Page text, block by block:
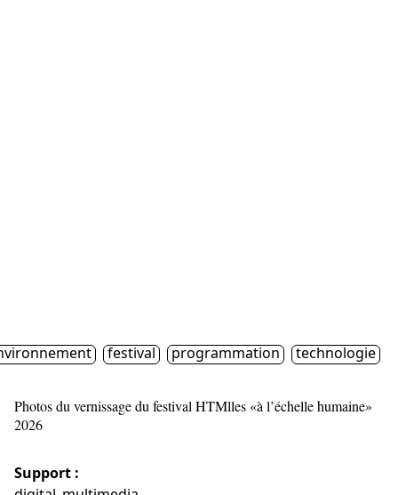
festival programmation technologie
Photos du vernissage du festival HTMlles «à l’échelle humaine»
2026
Support :